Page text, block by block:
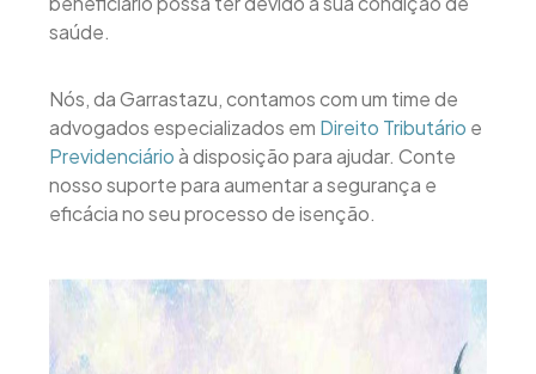
saúde.
Nós, da Garrastazu, contamos com um time de
advogados especializados em Direito Tributário e
Previdenciárioà disposição para ajudar. Conte
nosso suporte para aumentar a segurança e
eficácia no seu processo de isenção.